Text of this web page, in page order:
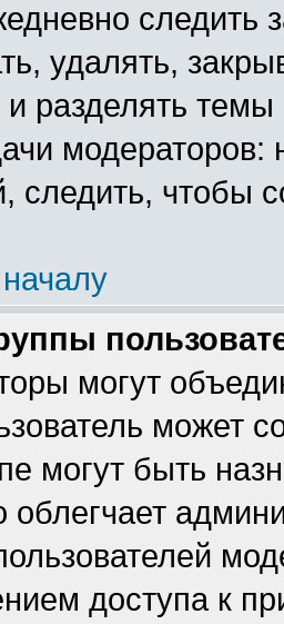
следить
удалять,
разделять
следить, чтобы
могут
может
могут быть
облегчает
доступа к